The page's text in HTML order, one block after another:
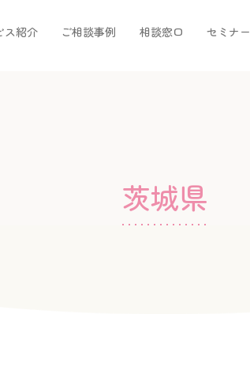
ス紹介 ご相談事例 相談窓口 セミナー
茨城県